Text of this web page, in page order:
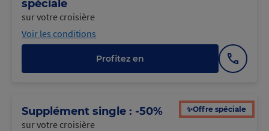
spéciale
sur votre croisière
Voir les conditions
Profitez en
Afficher
le
Supplément single : -50%
sur votre croisière
✨Offre spéciale